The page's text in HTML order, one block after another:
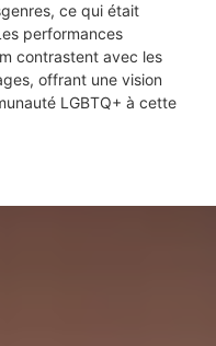
ce qui était
performances
contrastent avec les
offrant une vision
LGBTQ+ à cette